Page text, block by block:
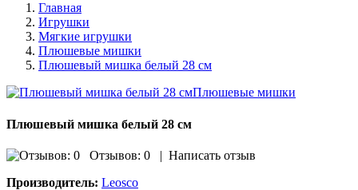
Главная
Игрушки
Мягкие игрушки
Плюшевые мишки
Плюшевый мишка белый 28 см
Плюшевый мишка белый 28 см
Отзывов: 0 | Написать отзыв
Производитель: Leosco